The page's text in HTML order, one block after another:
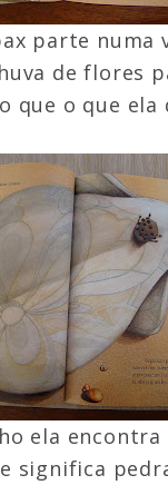
parte numa
de flores
que o que ela
ela
significa